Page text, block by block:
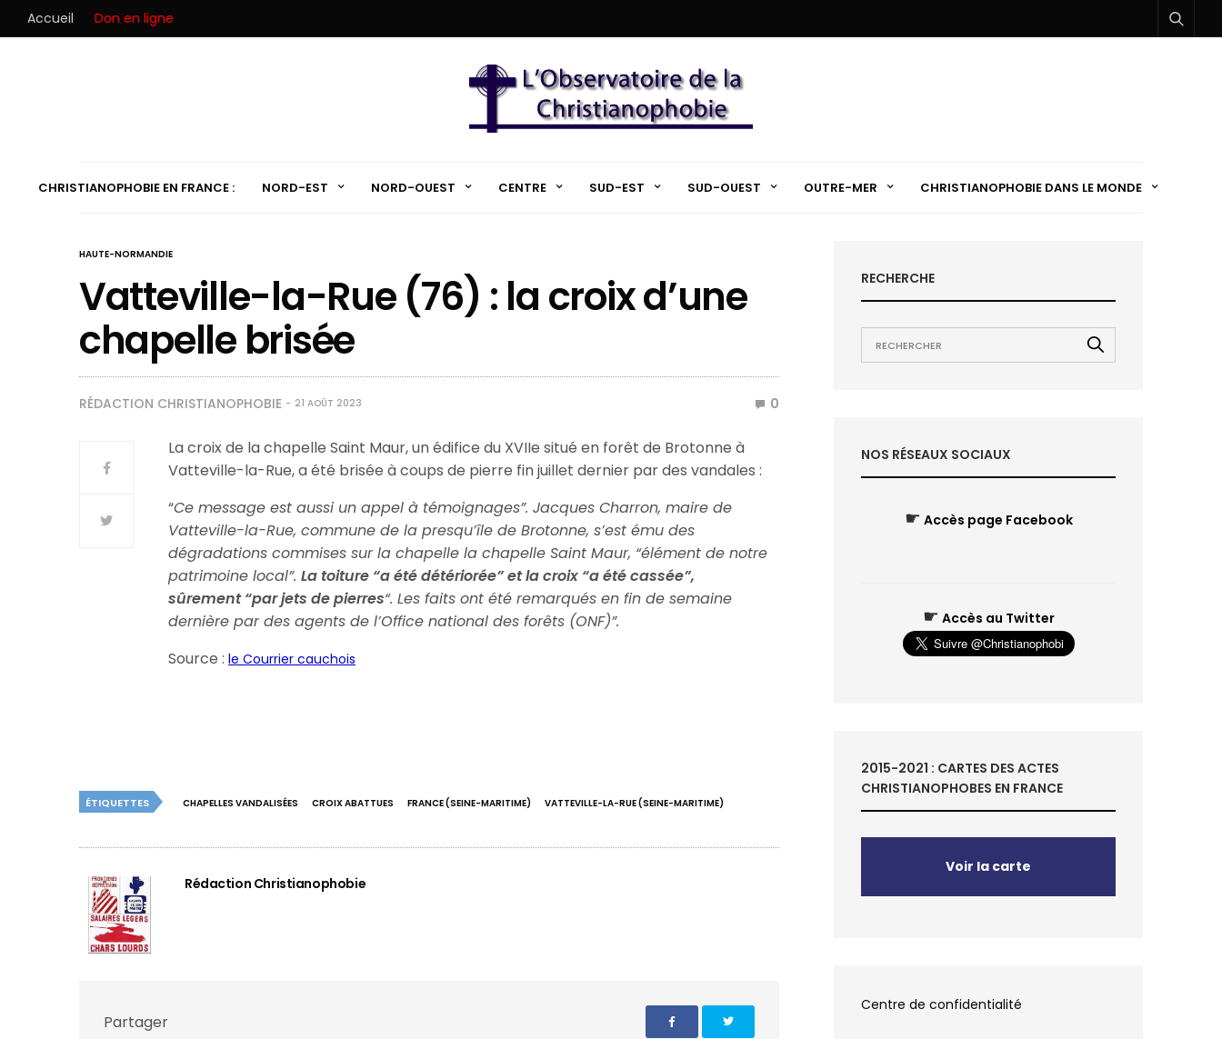
Accueil Don en ligne
CHRISTIANOPHOBIE EN FRANCE : NORD-EST NORD-OUEST CENTRE SUD-EST SUD-OUEST OUTRE-MER CHRISTIANOPHOBIE DANS LE MONDE
HAUTE-NORMANDIE
Vatteville-la-Rue (76) : la croix d’une
chapelle brisée
RÉDACTION CHRISTIANOPHOBIE 21 AOÛT 2023 0
La croix de la chapelle Saint Maur, un édifice du XVIIe situé en forêt de Brotonne à
Vatteville-la-Rue, a été brisée à coups de pierre fin juillet dernier par des vandales :
“Ce message est aussi un appel à témoignages”. Jacques Charron, maire de
Vatteville-la-Rue, commune de la presqu’île de Brotonne, s’est ému des
dégradations commises sur la chapelle la chapelle Saint Maur, “élément de notre
patrimoine local”.La toiture “a été détériorée” et la croix “a été cassée”,
sûrement “par jets de pierres“. Les faits ont été remarqués en fin de semaine
dernière par des agents de l’Office national des forêts (ONF)”.
Source :le Courrier cauchois
ÉTIQUETTES CHAPELLES VANDALISÉES CROIX ABATTUES FRANCE (SEINE-MARITIME) VATTEVILLE-LA-RUE (SEINE-MARITIME)
Rédaction Christianophobie
Partager
RECHERCHE
NOS RÉSEAUX SOCIAUX
☛ Accès page Facebook
☛ Accès au Twitter
2015-2021 : CARTES DES ACTES
CHRISTIANOPHOBES EN FRANCE
Voir la carte
Centre de confidentialité